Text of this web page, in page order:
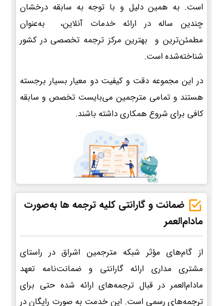
است. به همین دلیل و با توجه به سابقه درخشان
چندین ساله در ارائه خدمات آنلاین، به‌عنوان
مطمئن‌ترین و بهترین مرکز ترجمه تخصصی در کشور
شناخته‌شده است.
در این مجموعه دقت و کیفیت دو معیار بسیار برجسته
هستند و تمامی مترجمین می‌بایست تخصص و سابقه
کافی برای شروع همکاری داشته باشند.
ضمانت و گارانتی کلیه ترجمه ها به‌صورت
مادام‌العمر
از گام‌های مؤثر شبکه مترجمین اشراق در راستای
مشتری مداری ارائه گارانتی و ضمانت‌نامه تعهد
مادام‌العمر در قبال ترجمه‌های ارائه شده حتی برای
ترجمه‌های رسمی است. این خدمت به صورت رایگان در